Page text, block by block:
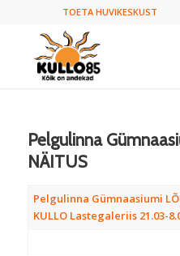
TOETA HUVIKESKUST
Pelgulinna
NÄITUS
Pelgulinna Gümnaasiumi
KULLO Lastegaleriis 21.03-